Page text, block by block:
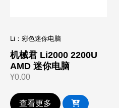
Li：彩色迷你电脑
机械君 Li2000 2200U
AMD 迷你电脑
¥0.00
查看更多